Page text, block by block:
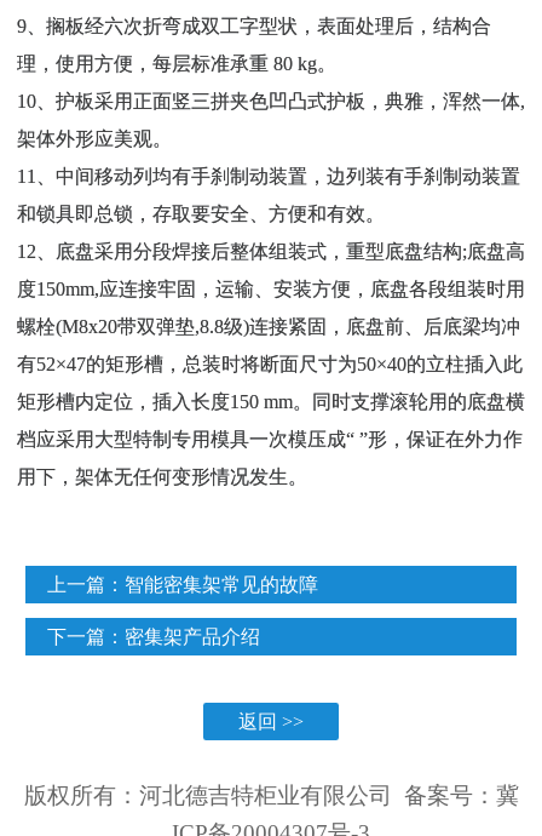
9、搁板经六次折弯成双工字型状，表面处理后，结构合
理，使用方便，每层标准承重 80 kg。
10、护板采用正面竖三拼夹色凹凸式护板，典雅，浑然一体,
架体外形应美观。
11、中间移动列均有手刹制动装置，边列装有手刹制动装置
和锁具即总锁，存取要安全、方便和有效。
12、底盘采用分段焊接后整体组装式，重型底盘结构;底盘高
度150mm,应连接牢固，运输、安装方便，底盘各段组装时用
螺栓(M8x20带双弹垫,8.8级)连接紧固，底盘前、后底梁均冲
有52×47的矩形槽，总装时将断面尺寸为50×40的立柱插入此
矩形槽内定位，插入长度150 mm。同时支撑滚轮用的底盘横
档应采用大型特制专用模具一次模压成“ ”形，保证在外力作
用下，架体无任何变形情况发生。
上一篇： 智能密集架常见的故障
下一篇： 密集架产品介绍
返回 >>
版权所有：河北德吉特柜业有限公司 备案号： 冀